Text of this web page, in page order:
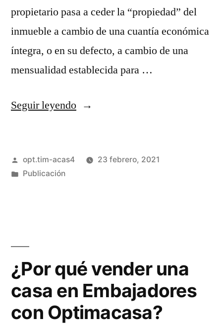
propietario pasa a ceder la “propiedad” del
inmueble a cambio de una cuantía económica
íntegra, o en su defecto, a cambio de una
mensualidad establecida para …
Seguir leyendo
opt.tim-acas4
23 febrero, 2021
Publicación
¿Por qué vender una
casa en Embajadores
con Optimacasa?